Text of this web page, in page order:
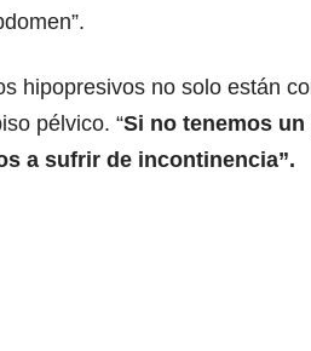
hipopresivos no solo están
pélvico. “Si no tenemos
a sufrir de incontinencia”.